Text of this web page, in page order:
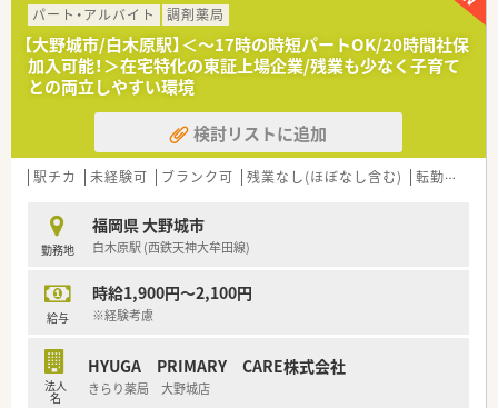
パート・アルバイト
調剤薬局
【大野城市/白木原駅】＜～17時の時短パートOK/20時間社保
加入可能！＞在宅特化の東証上場企業/残業も少なく子育て
との両立しやすい環境
検討リストに追加
駅チカ 未経験可 ブランク可 残業なし(ほぼなし含む) 転勤なし
勤務地
福岡県 大野城市
白木原駅 (西鉄天神大牟田線)
給与
時給1,900円～2,100円
※経験考慮
法人
名
HYUGA PRIMARY CARE株式会社
きらり薬局 大野城店